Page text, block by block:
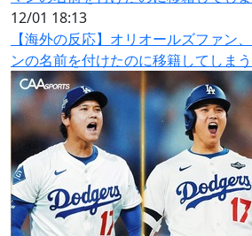
12/01 18:13
【海外の反応】オリオールズファン
ンの名前を付けたのに移籍してしまう